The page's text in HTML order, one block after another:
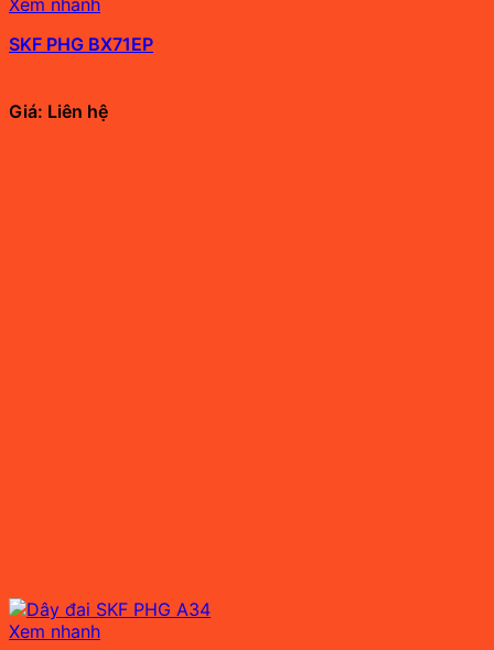
Xem nhanh
SKF PHG BX71EP
Giá: Liên hệ
Xem nhanh